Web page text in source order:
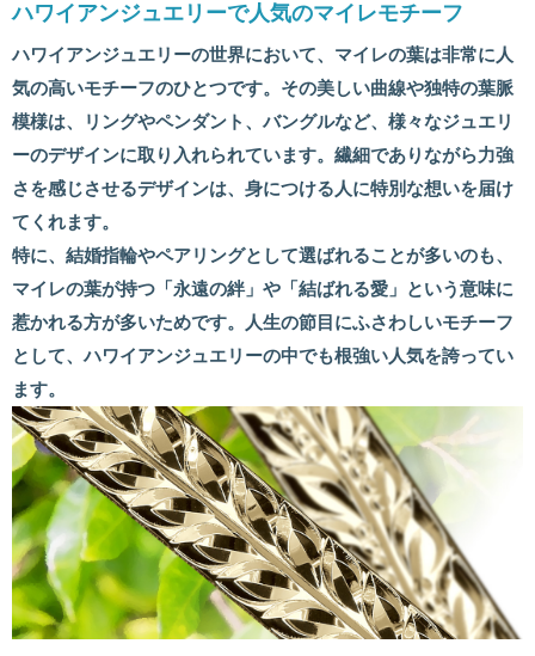
ハワイアンジュエリーで人気のマイレモチーフ
ハワイアンジュエリーの世界において、マイレの葉は非常に人
気の高いモチーフのひとつです。その美しい曲線や独特の葉脈
模様は、リングやペンダント、バングルなど、様々なジュエリ
ーのデザインに取り入れられています。繊細でありながら力強
さを感じさせるデザインは、身につける人に特別な想いを届け
てくれます。
特に、結婚指輪やペアリングとして選ばれることが多いのも、
マイレの葉が持つ「永遠の絆」や「結ばれる愛」という意味に
惹かれる方が多いためです。人生の節目にふさわしいモチーフ
として、ハワイアンジュエリーの中でも根強い人気を誇ってい
ます。